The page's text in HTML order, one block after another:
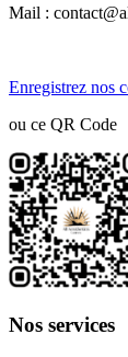
Mail :
Enregistrez nos
ou ce QR Code
Nos services